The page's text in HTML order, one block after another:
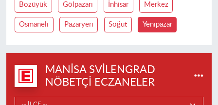
Bozüyük Gölpazarı İnhisar Merkez
Osmaneli Pazaryeri Söğüt Yenipazar
MANISA SVILENGRAD
NÖBETÇI ECZANELER